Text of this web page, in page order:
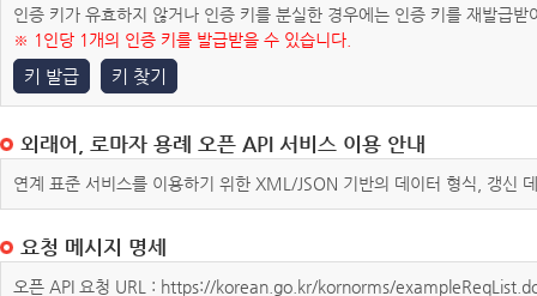
인증 키가 유효하지 않거나 인증 키를 분실한 경우에는 인증 키를 재발급받
※ 1인당 1개의 인증 키를 발급받을 수 있습니다.
키 발급 키 찾기
외래어, 로마자 용례 오픈 API 서비스 이용 안내
연계 표준 서비스를 이용하기 위한 XML/JSON 기반의 데이터 형식, 갱신
요청 메시지 명세
오픈 API 요청 URL : https://korean.go.kr/kornorms/